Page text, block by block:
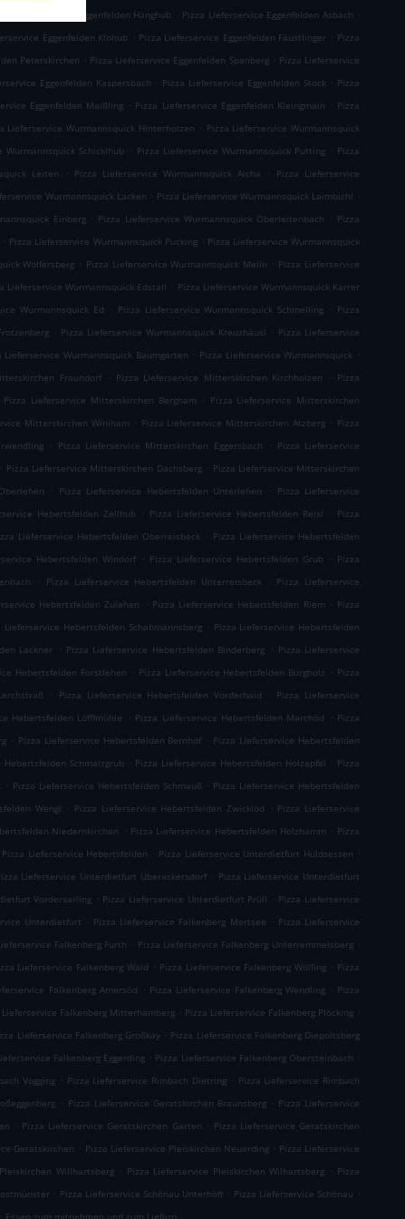
Pizza Lieferservice Eggenfelden Hänghub . Pizza Lieferservice Eggenfelden Asbach .
Eggenfelden Klohub . Pizza Lieferservice Eggenfelden Fäustlinger . Pizza
Peterskirchen . Pizza Lieferservice Eggenfelden Spanberg . Pizza Lieferservice
Eggenfelden Kaspersbach . Pizza Lieferservice Eggenfelden Stock . Pizza
Eggenfelden Maißling . Pizza Lieferservice Eggenfelden Kleingmain . Pizza
Lieferservice Wurmannsquick Hinterholzen . Pizza Lieferservice Wurmannsquick
Wurmannsquick Schicklhub . Pizza Lieferservice Wurmannsquick Putting . Pizza
Leiten . Pizza Lieferservice Wurmannsquick Aicha . Pizza Lieferservice
Wurmannsquick Lacken . Pizza Lieferservice Wurmannsquick Laimbichl .
Einberg . Pizza Lieferservice Wurmannsquick Oberleitenbach . Pizza
. Pizza Lieferservice Wurmannsquick Pucking . Pizza Lieferservice Wurmannsquick
Wolfersberg . Pizza Lieferservice Wurmannsquick Meiln . Pizza Lieferservice
Lieferservice Wurmannsquick Edstall . Pizza Lieferservice Wurmannsquick Karrer
Wurmannsquick Ed . Pizza Lieferservice Wurmannsquick Schmelling . Pizza
. Pizza Lieferservice Wurmannsquick Kreuzhäusl . Pizza Lieferservice
Lieferservice Wurmannsquick Baumgarten . Pizza Lieferservice Wurmannsquick .
Fraundorf . Pizza Lieferservice Mitterskirchen Kirchholzen . Pizza
Pizza Lieferservice Mitterskirchen Bergham . Pizza Lieferservice Mitterskirchen
Mitterskirchen Winiham . Pizza Lieferservice Mitterskirchen Atzberg . Pizza
. Pizza Lieferservice Mitterskirchen Eggersbach . Pizza Lieferservice
. Pizza Lieferservice Mitterskirchen Dachsberg . Pizza Lieferservice Mitterskirchen
. Pizza Lieferservice Hebertsfelden Unterlehen . Pizza Lieferservice
Hebertsfelden Zellhub . Pizza Lieferservice Hebertsfelden Reisl . Pizza
Lieferservice Hebertsfelden Oberreisbeck . Pizza Lieferservice Hebertsfelden
Hebertsfelden Windorf . Pizza Lieferservice Hebertsfelden Grub . Pizza
. Pizza Lieferservice Hebertsfelden Unterreisbeck . Pizza Lieferservice
Hebertsfelden Zulehen . Pizza Lieferservice Hebertsfelden Riem . Pizza
Lieferservice Hebertsfelden Schabmannsberg . Pizza Lieferservice Hebertsfelden
Lackner . Pizza Lieferservice Hebertsfelden Binderberg . Pizza Lieferservice
Hebertsfelden Forstlehen . Pizza Lieferservice Hebertsfelden Burgholz . Pizza
. Pizza Lieferservice Hebertsfelden Vorderhaid . Pizza Lieferservice
Hebertsfelden Löfflmühle . Pizza Lieferservice Hebertsfelden Marchöd . Pizza
. Pizza Lieferservice Hebertsfelden Bernhof . Pizza Lieferservice Hebertsfelden
Hebertsfelden Schmalzgrub . Pizza Lieferservice Hebertsfelden Holzapfel . Pizza
. Pizza Lieferservice Hebertsfelden Schmauß . Pizza Lieferservice Hebertsfelden
Wengl . Pizza Lieferservice Hebertsfelden Zwicklöd . Pizza Lieferservice
Niedernkirchen . Pizza Lieferservice Hebertsfelden Holzhamm . Pizza
Pizza Lieferservice Hebertsfelden . Pizza Lieferservice Unterdietfurt Huldsessen .
Lieferservice Unterdietfurt Überackersdorf . Pizza Lieferservice Unterdietfurt
Vordersarling . Pizza Lieferservice Unterdietfurt Prüll . Pizza Lieferservice
Unterdietfurt . Pizza Lieferservice Falkenberg Mertsee . Pizza Lieferservice
Falkenberg Furth . Pizza Lieferservice Falkenberg Unterremmelsberg .
Lieferservice Falkenberg Wald . Pizza Lieferservice Falkenberg Wölfing . Pizza
Falkenberg Amersöd . Pizza Lieferservice Falkenberg Wendling . Pizza
Lieferservice Falkenberg Mitterhamberg . Pizza Lieferservice Falkenberg Plöcking .
Lieferservice Falkenberg Großkay . Pizza Lieferservice Falkenberg Diepoltsberg
Falkenberg Eggerding . Pizza Lieferservice Falkenberg Obersteinbach .
Vogging . Pizza Lieferservice Rimbach Dietring . Pizza Lieferservice Rimbach
. Pizza Lieferservice Geratskirchen Braunsberg . Pizza Lieferservice
. Pizza Lieferservice Geratskirchen Garten . Pizza Lieferservice Geratskirchen
Geratskirchen . Pizza Lieferservice Pleiskirchen Neuerding . Pizza Lieferservice
Willhartsberg . Pizza Lieferservice Pleiskirchen Wilhartsberg . Pizza
. Pizza Lieferservice Schönau Unterhöft . Pizza Lieferservice Schönau .
. Essen zum mitnehmen und zum Liefern